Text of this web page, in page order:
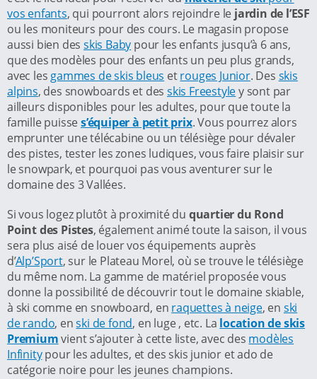
vos enfants, qui pourront alors rejoindre le jardin de l’ESF
ou les moniteurs pour des cours. Le magasin propose
aussi bien desskis Baby pour les enfants jusqu’à 6 ans,
que des modèles pour des enfants un peu plus grands,
avec les gammes de skis bleus etrouges Junior. Des skis
alpins, des snowboards et desskis Freestyley sont par
ailleurs disponibles pour les adultes, pour que toute la
famille puisses’équiper à petit prix. Vous pourrez alors
emprunter une télécabine ou un télésiège pour dévaler
des pistes, tester les zones ludiques, vous faire plaisir sur
le snowpark, et pourquoi pas vous aventurer sur le
domaine des 3 Vallées.
Si vous logez plutôt à proximité du quartier du Rond
Point des Pistes, également animé toute la saison, il vous
sera plus aisé de louer vos équipements auprès
d’Alp’Sport, sur le Plateau Morel, où se trouve le télésiège
du même nom. La gamme de matériel proposée vous
donne la possibilité de découvrir tout le domaine skiable,
à ski comme en snowboard, en raquettes à neige, en ski
de rando, enski de fond, en luge , etc. La location de skis
Premiumvient s’ajouter à cette liste, avec des modèles
Infinitypour les adultes, et des skis junior et ado de
catégorie noire pour les jeunes champions.